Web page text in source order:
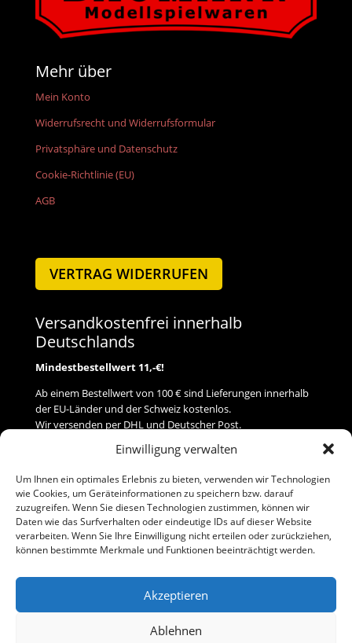
Einwilligung verwalten
Um Ihnen ein optimales Erlebnis zu bieten, verwenden wir Technologien
wie Cookies, um Geräteinformationen zu speichern bzw. darauf
zuzugreifen. Wenn Sie diesen Technologien zustimmen, können wir
Daten wie das Surfverhalten oder eindeutige IDs auf dieser Website
verarbeiten. Wenn Sie Ihre Einwilligung nicht erteilen oder zurückziehen,
können bestimmte Merkmale und Funktionen beeinträchtigt werden.
Akzeptieren
Ablehnen
Mehr über
Mein Konto
Widerrufsrecht und Widerrufsformular
Privatsphäre und Datenschutz
Cookie-Richtlinie (EU)
AGB
VERTRAG WIDERRUFEN
Versandkostenfrei innerhalb
Deutschlands
Mindestbestellwert 11,-€!
Ab einem Bestellwert von 100 € sind Lieferungen innerhalb
der EU-Länder und der Schweiz kostenlos.
Wir versenden per DHL und Deutscher Post.
Versand
Zahlung
Baumann Modellspielwaren
Telefon (0 91 61) 33 84